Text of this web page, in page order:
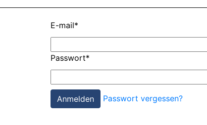
E-mail*
Passwort*
Passwort vergessen?